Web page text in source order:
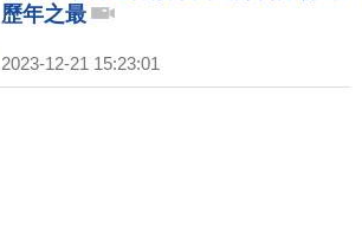
歷年之最
2023-12-21 15:23:01